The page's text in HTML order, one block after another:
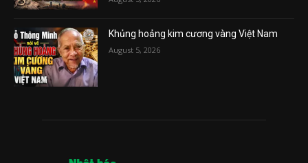
Khủng hoảng kim cương vàng Việt Nam
August 5, 2026